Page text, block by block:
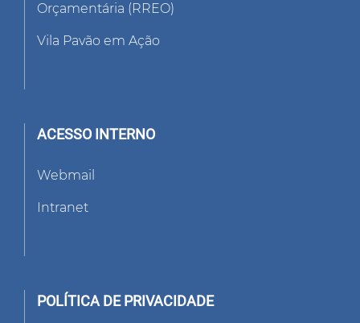
Orçamentária (RREO)
Vila Pavão em Ação
ACESSO INTERNO
Webmail
Intranet
POLÍTICA DE PRIVACIDADE